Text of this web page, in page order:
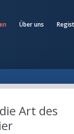
Über uns
Art des